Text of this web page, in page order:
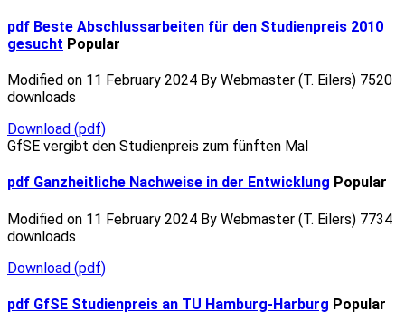
pdf Beste Abschlussarbeiten für den Studienpreis 2010
gesucht Popular
Modified on 11 February 2024 By Webmaster (T. Eilers) 7520
downloads
Download (pdf)
GfSE vergibt den Studienpreis zum fünften Mal
pdf Ganzheitliche Nachweise in der Entwicklung Popular
Modified on 11 February 2024 By Webmaster (T. Eilers) 7734
downloads
Download (pdf)
pdf GfSE Studienpreis an TU Hamburg-Harburg Popular